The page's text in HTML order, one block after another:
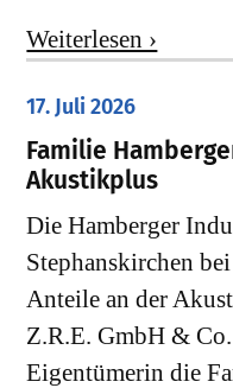
Weiterlesen ›
17. Juli 2026
Familie
Akustikplus
Die Hamberger
Stephanskirchen
Anteile an der
Z.R.E. GmbH &
Eigentümerin die